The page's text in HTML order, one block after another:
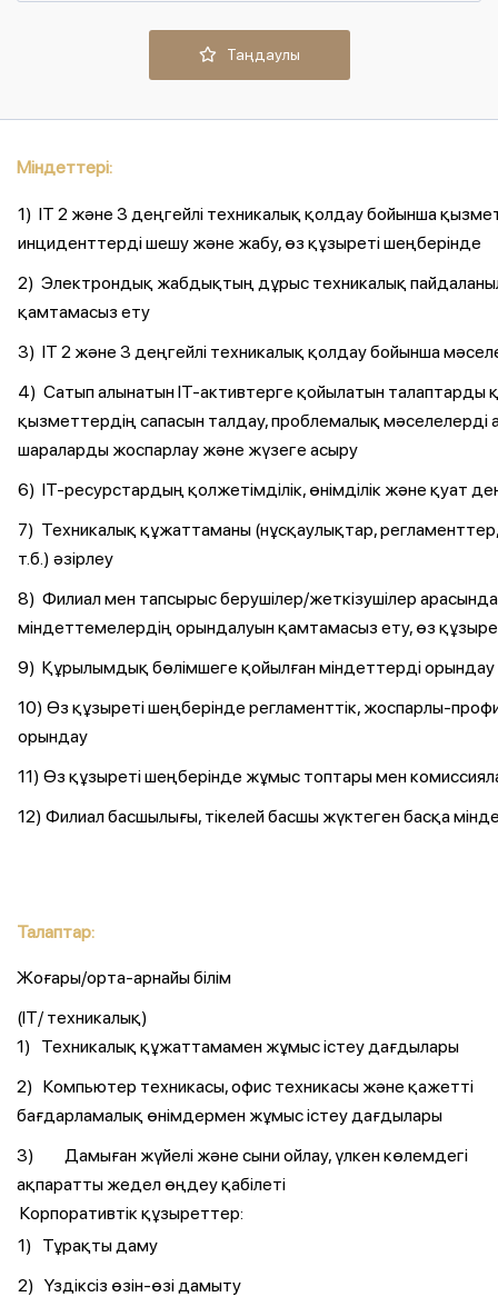
Таңдаулы
Міндеттері:
1) IT 2 және 3 деңгейлі техникалық қолдау бойынша
инциденттерді шешу және жабу, өз құзыреті шеңберінде
2) Электрондық жабдықтың дұрыс техникалық
қамтамасыз ету
3) IT 2 және 3 деңгейлі техникалық қолдау бойынша
4) Сатып алынатын IT-активтерге қойылатын
қызметтердің сапасын талдау, проблемалық
шараларды жоспарлау және жүзеге асыру
6) IT-ресурстардың қолжетімділік, өнімділік және қуат
7) Техникалық құжаттаманы (нұсқаулықтар,
т.б.) әзірлеу
8) Филиал мен тапсырыс берушілер/жеткізушілер
міндеттемелердің орындалуын қамтамасыз ету, өз
9) Құрылымдық бөлімшеге қойылған міндеттерді орындау
10) Өз құзыреті шеңберінде регламенттік, жоспарлы-
орындау
11) Өз құзыреті шеңберінде жұмыс топтары мен
12) Филиал басшылығы, тікелей басшы жүктеген басқа
Талаптар:
Жоғары/орта-арнайы білім
(IT/ техникалық)
1) Техникалық құжаттамамен жұмыс істеу дағдылары
2) Компьютер техникасы, офис техникасы және қажетті
бағдарламалық өнімдермен жұмыс істеу дағдылары
3) Дамыған жүйелі және сыни ойлау, үлкен көлемдегі
ақпаратты жедел өңдеу қабілеті
Корпоративтік құзыреттер:
1) Тұрақты даму
2) Үздіксіз өзін-өзі дамыту